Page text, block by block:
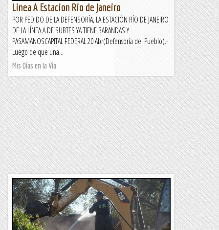
Linea A Estacion Rio de Janeiro
POR PEDIDO DE LA DEFENSORÍA, LA ESTACIÓN RÍO DE JANEIRO
DE LA LÍNEA A DE SUBTES YA TIENE BARANDAS Y
PASAMANOSCAPITAL FEDERAL 20 Abr(Defensoria del Pueblo).-
Luego de que una...
Mis Días en la Vía